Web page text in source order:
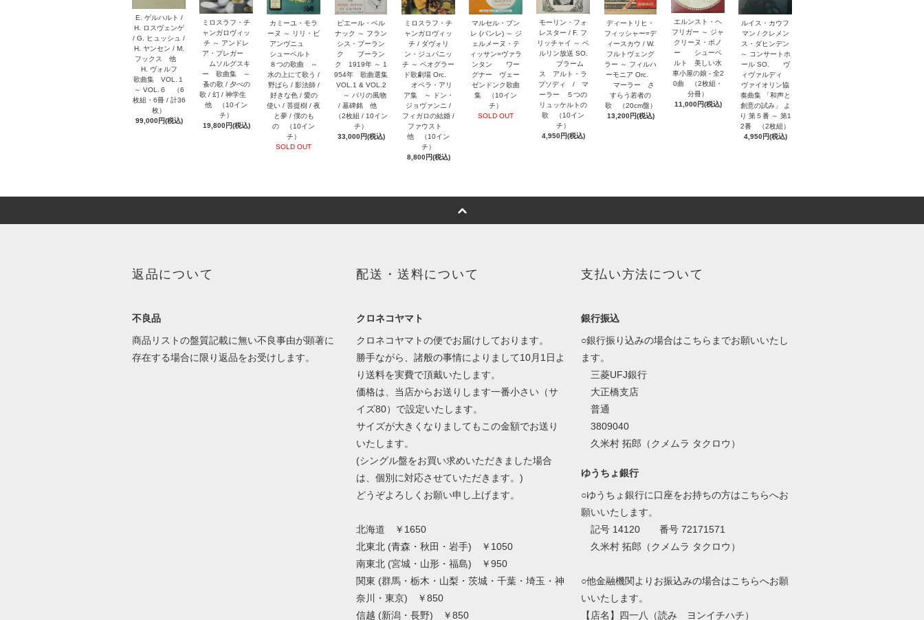
E. ゲルハルト /
H. ロスヴェンゲ
/ G. ヒュッシュ /
H. ヤンセン / M.
フックス 他
H. ヴォルフ
歌曲集 VOL.１
～ VOL.６ （6
枚組・6冊 / 計36
枚）
99,000円(税込)
ミロスラフ・チ
ャンガロヴィッ
チ ～ アンドレ
ア・プレガー
ムソルグスキ
ー 歌曲集 ～
蚤の歌 / 夕べの
歌 / 幻 / 神学生
他 （10イン
チ）
19,800円(税込)
カミーユ・モラ
ーヌ ～ リリ・ビ
アンヴニュ
シューベルト
８つの歌曲 ～
水の上にて歌う /
野ばら / 影法師 /
好きな色 / 愛の
使い / 菩提樹 / 夜
と夢 / 僕のも
の （10イン
チ）
SOLD OUT
ピエール・ベル
ナック ～ フラン
シス・プーラン
ク プーラン
ク 1919年 ～ 1
954年 歌曲選集
VOL.1 & VOL.2
～ パリの風物
/ 墓碑銘 他
（2枚組 / 10イン
チ）
33,000円(税込)
ミロスラフ・チ
ャンガロヴィッ
チ / ダヴォリ
ン・ジュパニッ
チ ～ ベオグラー
ド歌劇場 Orc.
オペラ・アリ
ア集 ～ ドン・
ジョヴァンニ /
フィガロの結婚 /
ファウスト
他 （10イン
チ）
8,800円(税込)
マルセル・ブン
レ (バンレ) ～ ジ
ェルメーヌ・テ
ィッサン=ヴァラ
ンタン ワー
グナー ヴェー
ゼンドンク歌曲
集 （10イン
チ）
SOLD OUT
モーリン・フォ
レスター / F. フ
リッチャイ ～ ベ
ルリン放送 SO.
ブラーム
ス アルト・ラ
プソディ / マ
ーラー ５つの
リュッケルトの
歌 （10イン
チ）
4,950円(税込)
ディートリヒ・
フィッシャー=デ
ィースカウ / W.
フルトヴェング
ラー ～ フィルハ
ーモニア Orc.
マーラー さ
すらう若者の
歌 （20cm盤）
13,200円(税込)
エルンスト・ヘ
フリガー ～ ジャ
クリーヌ・ボノ
ー シューベ
ルト 美しい水
車小屋の娘 - 全2
0曲 （2枚組・
分冊）
11,000円(税込)
ルイス・カウフ
マン / クレメン
ス・ダヒンデン
～ コンサートホ
ール SO. ヴ
ィヴァルディ
ヴァイオリン協
奏曲集 「和声と
創意の試み」 よ
り 第５番 ～ 第1
2番 （2枚組）
4,950円(税込)
返品について
不良品
商品リストの盤質記載に無い不良事由が顕著に
存在する場合に限り返品をお受けします。
配送・送料について
クロネコヤマト
クロネコヤマトの便でお届けしております。
勝手ながら、諸般の事情によりまして10月1日よ
り送料を実費で頂戴いたします。
価格は、当店からお送りします一番小さい（サ
イズ80）で設定いたします。
サイズが大きくなりましてもこの金額でお送り
いたします。
(シングル盤をお買い求めいただきました場合
は、個別に対応させていただきます。)
どうぞよろしくお願い申し上げます。
北海道 ￥1650
北東北 (青森・秋田・岩手) ￥1050
南東北 (宮城・山形・福島) ￥950
関東 (群馬・栃木・山梨・茨城・千葉・埼玉・神
奈川・東京) ￥850
信越 (新潟・長野) ￥850
支払い方法について
銀行振込
○銀行振り込みの場合はこちらまでお願いいたし
ます。
三菱UFJ銀行
大正橋支店
普通
3809040
久米村 拓郎（クメムラ タクロウ）
ゆうちょ銀行
○ゆうちょ銀行に口座をお持ちの方はこちらへお
願いいたします。
記号 14120 番号 72171571
久米村 拓郎（クメムラ タクロウ）
○他金融機関よりお振込みの場合はこちらへお願
いいたします。
【店名】四一八（読み ヨンイチハチ）